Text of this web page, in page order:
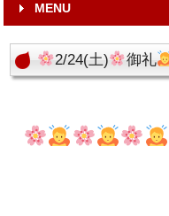
MENU
2/24(土) 御礼